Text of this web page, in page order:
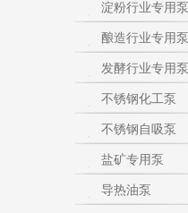
淀粉行业专用泵
酿造行业专用泵
发酵行业专用泵
不锈钢化工泵
不锈钢自吸泵
盐矿专用泵
导热油泵